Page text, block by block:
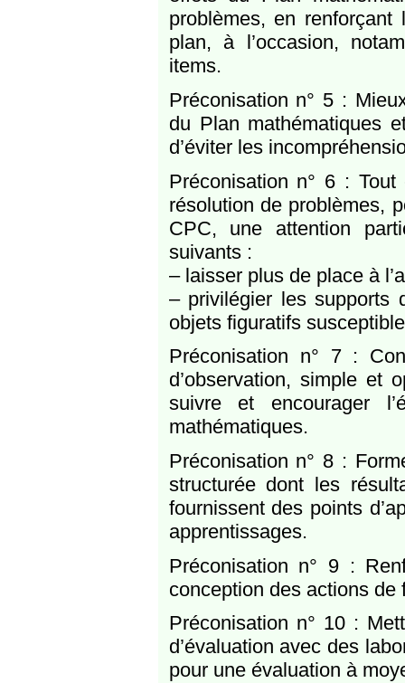
problèmes, en renforçant
plan, à l’occasion,
items.
Préconisation n° 5 :
du Plan mathématiques
d’éviter les
Préconisation n° 6 :
résolution de problèmes,
CPC, une attention
suivants :
– laisser plus de place à
– privilégier les supports
objets figuratifs
Préconisation n° 7 :
d’observation, simple et
suivre et encourager
mathématiques.
Préconisation n° 8 :
structurée dont les
fournissent des points
apprentissages.
Préconisation n° 9 :
conception des actions de
Préconisation n° 10 :
d’évaluation avec des
pour une évaluation à